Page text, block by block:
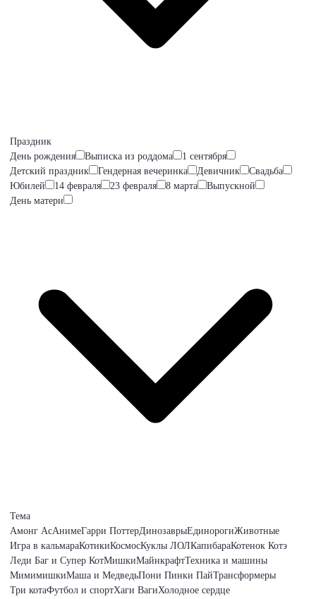
Праздник
День рождения
Выписка из роддома
1 сентября
Детский праздник
Гендерная вечеринка Девичник
Свадьба
Юбилей
14 февраля 23 февраля 8 марта
Выпускной
День матери
Тема
Амонг АсАнимеГарри ПоттерДинозаврыЕдинорогиЖивотные
Игра в кальмараКотикиКосмосКуклы ЛОЛКапибараКотенок Котэ
Леди Баг и Супер КотМишкиМайнкрафтТехника и машины
МимимишкиМаша и МедведьПони Пинки ПайТрансформеры
Три котаФутбол и спортХаги ВагиХолодное сердце